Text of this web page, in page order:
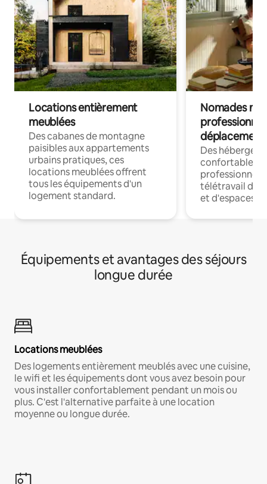
Locations entièrement
meublées
Des cabanes de montagne
paisibles aux appartements
urbains pratiques, ces
locations meublées offrent
tous les équipements d'un
logement standard.
Nomades
déplacement
Des
confortables
professionnels
télétravail
et d'espaces
Équipements et avantages des séjours
longue durée
Locations meublées
Des logements entièrement meublés avec une cuisine,
le wifi et les équipements dont vous avez besoin pour
vous installer confortablement pendant un mois ou
plus. C'est l'alternative parfaite à une location
moyenne ou longue durée.